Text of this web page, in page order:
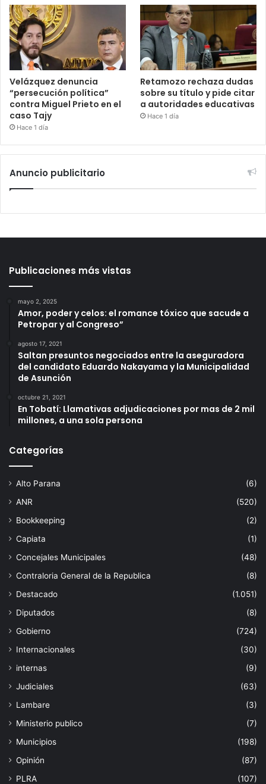
Velázquez denuncia
“persecución política”
contra Miguel Prieto en el
caso Tajy
Hace 1 día
Retamozo rechaza dudas
sobre su título y pide citar
a autoridades educativas
Hace 1 día
Anuncio publicitario
Publicaciones más vistas
mayo 2, 2025
Amor, poder y celos: el romance tóxico que sacude a
Petropar y al Congreso”
agosto 17, 2021
Saltan presuntos negociados entre la aseguradora
del candidato Eduardo Nakayama y la Municipalidad
de Asunción
octubre 21, 2021
En Tobatí: Llamativas adjudicaciones por mas de 2 mil
millones, a una sola persona
Categorías
Alto Parana
(6)
ANR
(520)
Bookkeeping
(2)
Capiata
(1)
Concejales Municipales
(48)
Contraloria General de la Republica
(8)
Destacado
(1.051)
Diputados
(8)
Gobierno
(724)
Internacionales
(30)
internas
(9)
Judiciales
(63)
Lambare
(3)
Ministerio publico
(7)
Municipios
(198)
Opinión
(87)
PLRA
(107)